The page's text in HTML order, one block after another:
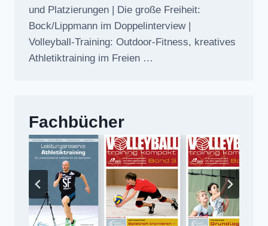
und Platzierungen | Die große Freiheit:
Bock/Lippmann im Doppelinterview |
Volleyball-Training: Outdoor-Fitness, kreatives
Athletiktraining im Freien …
Fachbücher